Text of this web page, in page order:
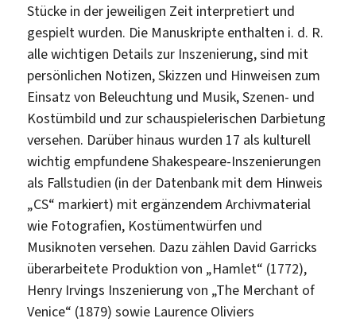
Stücke in der jeweiligen Zeit interpretiert und
gespielt wurden. Die Manuskripte enthalten i. d. R.
alle wichtigen Details zur Inszenierung, sind mit
persönlichen Notizen, Skizzen und Hinweisen zum
Einsatz von Beleuchtung und Musik, Szenen- und
Kostümbild und zur schauspielerischen Darbietung
versehen. Darüber hinaus wurden 17 als kulturell
wichtig empfundene Shakespeare-Inszenierungen
als Fallstudien (in der Datenbank mit dem Hinweis
„CS“ markiert) mit ergänzendem Archivmaterial
wie Fotografien, Kostümentwürfen und
Musiknoten versehen. Dazu zählen David Garricks
überarbeitete Produktion von „Hamlet“ (1772),
Henry Irvings Inszenierung von „The Merchant of
Venice“ (1879) sowie Laurence Oliviers